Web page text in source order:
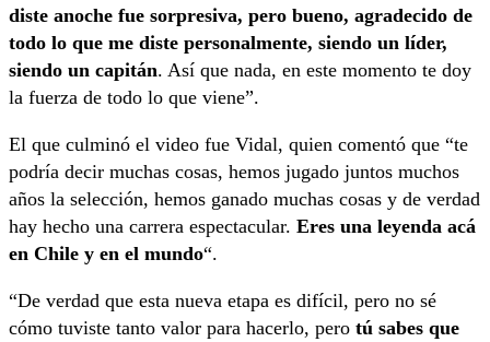
diste anoche fue sorpresiva, pero bueno, agradecido de
todo lo que me diste personalmente, siendo un líder,
siendo un capitán. Así que nada, en este momento te doy
la fuerza de todo lo que viene”.
El que culminó el video fue Vidal, quien comentó que “te
podría decir muchas cosas, hemos jugado juntos muchos
años la selección, hemos ganado muchas cosas y de verdad
hay hecho una carrera espectacular. Eres una leyenda acá
en Chile y en el mundo“.
“De verdad que esta nueva etapa es difícil, pero no sé
cómo tuviste tanto valor para hacerlo, pero tú sabes que